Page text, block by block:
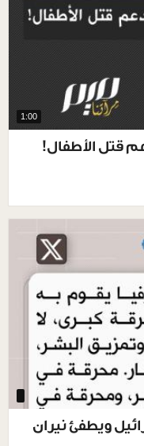
1:00
قتل الأطفال!
ويطفئ نيران